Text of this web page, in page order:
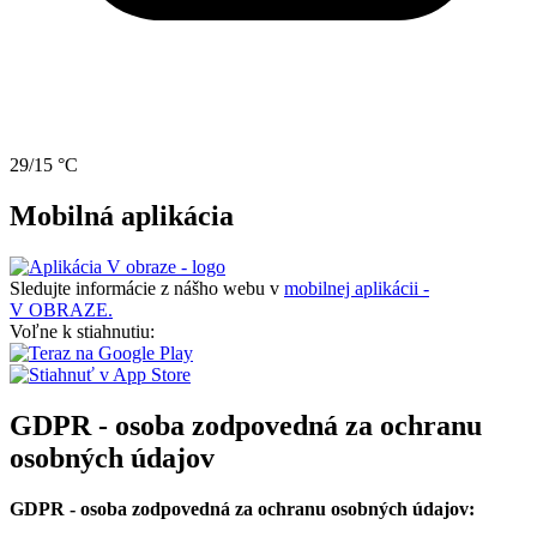
29/15 °C
Mobilná aplikácia
Sledujte informácie z nášho webu v mobilnej aplikácii -
V OBRAZE.
Voľne k stiahnutiu:
GDPR - osoba zodpovedná za ochranu
osobných údajov
GDPR - osoba zodpovedná za ochranu osobných údajov: